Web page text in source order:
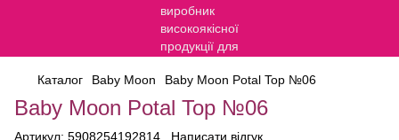
Каталог Baby Moon Baby Moon Potal Top №06
Baby Moon Potal Top №06
Артикул: 5908254192814 Написати відгук